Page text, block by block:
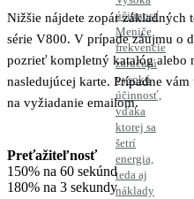
účinnosť
Meniče
frekvencie
zaručujú
vysokú
účinnosť,
vďaka
ktorej sa
šetrí
energia,
teda aj
náklady
Nižšie nájdete zopár základných
série V800. V prípade záujmu o
pozrieť kompletný katalóg alebo
nasledujúcej karte. Prípadne
na vyžiadanie emailom.
Preťažiteľnosť
150% na 60 sekúnd
180% na 3 sekundy